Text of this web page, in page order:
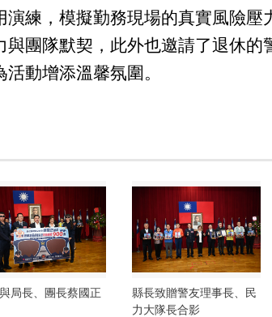
演練，模擬勤務現場的真實風險壓
與團隊默契，此外也邀請了退休的
動增添溫馨氛圍。
局長、團長蔡國正
縣長致贈警友理事長、民
力大隊長合影